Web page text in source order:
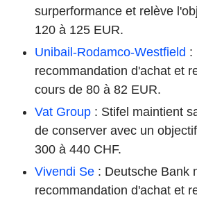
surperformance et relève
120 à 125 EUR.
Unibail-Rodamco-Westfield :
recommandation d'achat et
cours de 80 à 82 EUR.
Vat Group : Stifel maintient
de conserver avec un
300 à 440 CHF.
Vivendi Se : Deutsche Bank
recommandation d'achat et